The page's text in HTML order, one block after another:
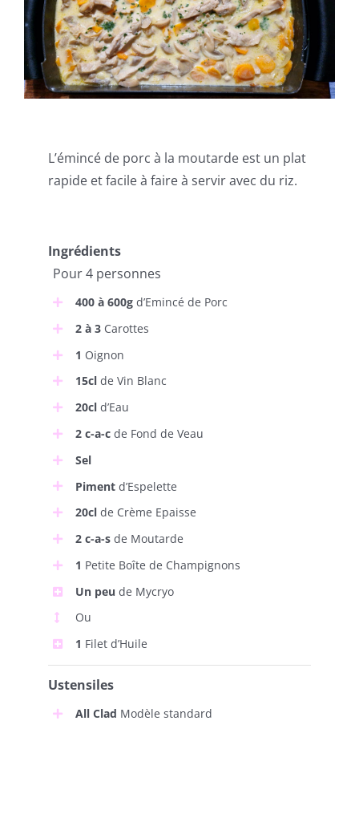
L’émincé de porc à la moutarde est un plat
rapide et facile à faire à servir avec du riz.
Ingrédients
Pour 4 personnes
400 à 600gd’Emincé de Porc
2 à 3Carottes
1 Oignon
15clde Vin Blanc
20cld’Eau
2 c-a-cde Fond de Veau
Sel
Pimentd’Espelette
20clde Crème Epaisse
2 c-a-sde Moutarde
1 Petite Boîte de Champignons
Un peu de Mycryo
Ou
1 Filet d’Huile
Ustensiles
All Clad Modèle standard